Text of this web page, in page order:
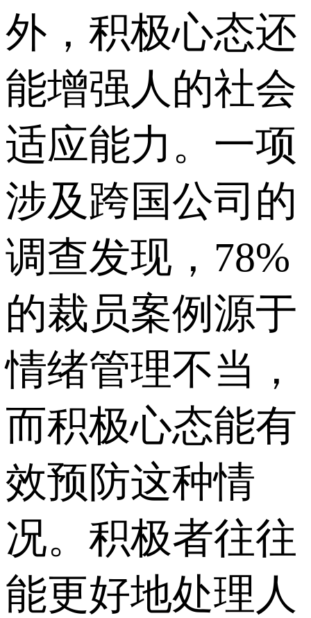
外，积极心态还
能增强人的社会
适应能力。一项
涉及跨国公司的
调查发现，78%
的裁员案例源于
情绪管理不当，
而积极心态能有
效预防这种情
况。积极者往往
能更好地处理人